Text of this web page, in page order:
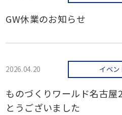
GW休業のお知らせ
2026.04.20 イベン
ものづくりワールド名古
とうございました